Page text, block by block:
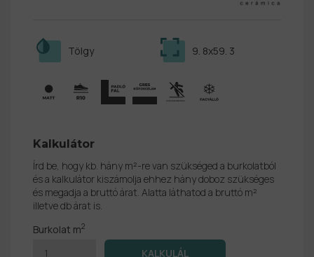
9. 8x59. 3
Tölgy
Kalkulátor
Írd be, hogy kb. hány m²-re van szükséged a burkolatból
és a kalkulátor kiszámolja ehhez hány doboz szükséges
és megadja a bruttó árat. Alatta láthatod a bruttó m²
illetve db árat is.
Burkolat m2